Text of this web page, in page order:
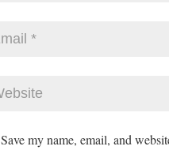
Save my name, email, and